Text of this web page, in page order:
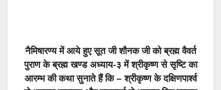
नैमिषारण्य में आये हुए सूत जी शौनक जी को ब्रह्म वैवर्त
पुराण के ब्रह्म खण्ड अध्याय-३ में श्रीकृष्ण से सृष्टि का
आरम्भ की कथा सुनाते हैं कि – श्रीकृष्ण के दक्षिणपार्श्व